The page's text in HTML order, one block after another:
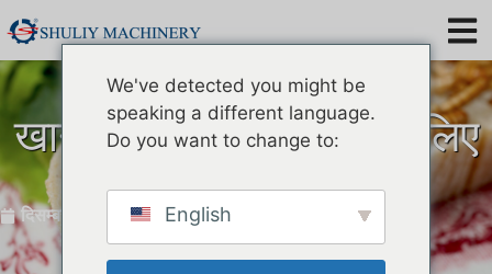
खाने के कीड़ों को पालने के लिए
क्या ध्यान देना चाहिए?
दिसम्बर 25, 2019
We've detected you might be
speaking a different language.
Do you want to change to:
English